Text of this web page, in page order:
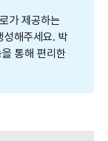
가 제공하는
성해주세요. 박
통해 편리한